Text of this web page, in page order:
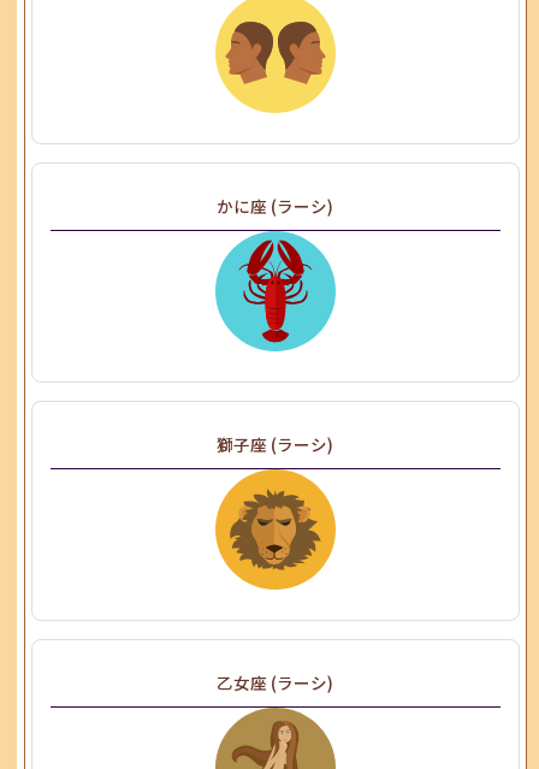
かに座 (ラーシ)
獅子座 (ラーシ)
乙女座 (ラーシ)